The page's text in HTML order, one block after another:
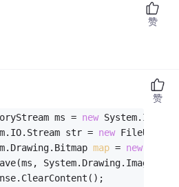
赞
ms = new
str =
new
map = new
赞